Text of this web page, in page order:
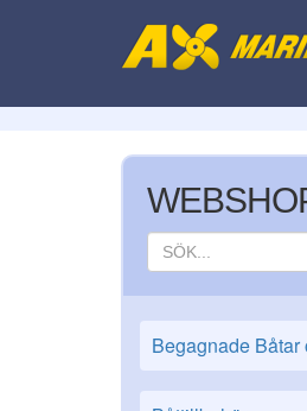
Begagnade Båtar